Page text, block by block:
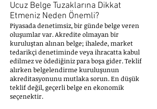
Ucuz Belge Tuzaklarına Dikkat
Etmeniz Neden Önemli?
Piyasada denetimsiz, bir günde belge veren
oluşumlar var. Akredite olmayan bir
kuruluştan alınan belge; ihalede, market
tedarikçi denetiminde veya ihracatta kabul
edilmez ve ödediğiniz para boşa gider. Teklif
alırken belgelendirme kuruluşunun
akreditasyonunu mutlaka sorun. En düşük
teklif değil, geçerli belge en ekonomik
seçenektir.